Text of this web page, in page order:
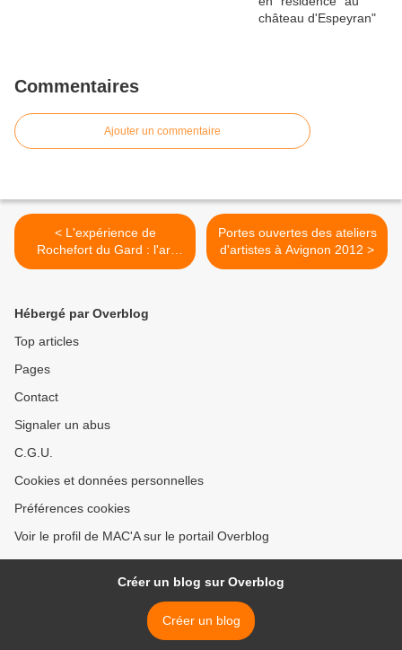
Commentaires
Ajouter un commentaire
< L'expérience de
Rochefort du Gard : l'art
contemporain au coeur
Portes ouvertes des ateliers
d'artistes à Avignon 2012 >
Hébergé par Overblog
Top articles
Pages
Contact
Signaler un abus
C.G.U.
Cookies et données personnelles
Préférences cookies
Voir le profil de MAC'A sur le portail Overblog
Créer un blog sur Overblog
Créer un blog